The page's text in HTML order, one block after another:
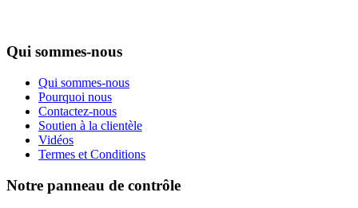
Qui sommes-nous
Qui sommes-nous
Pourquoi nous
Contactez-nous
Soutien à la clientèle
Vidéos
Termes et Conditions
Notre panneau de contrôle